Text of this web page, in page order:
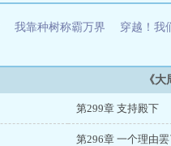
我靠种树称霸万界 穿越！我
《
第299章 支持殿下
第296章 一个理由罢